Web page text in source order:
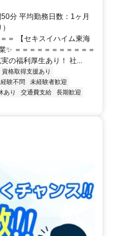
分 平均勤務日数：1ヶ月
＝ 【セキスイハイム東海
✨ ＝＝＝＝＝＝＝＝＝＝＝
の福利厚生あり！ 社...
資格取得支援あり
経験不問
未経験者歓迎
あり 交通費支給
長期歓迎